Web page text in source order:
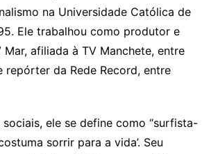
na Universidade Católica de
Ele trabalhou como produtor e
afiliada à TV Manchete, entre
repórter da Rede Record, entre
sociais, ele se define como “surfista-
sorrir para a vida’. Seu